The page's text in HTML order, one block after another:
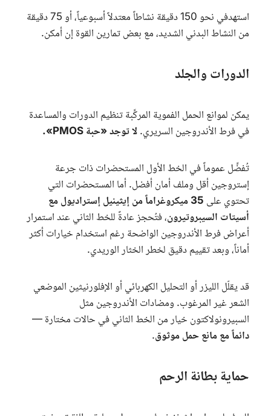
استهدفي نحو 150 دقيقة نشاطاً معتدلاً أسبوعياً، أو 75 دقيقة
من النشاط البدني الشديد، مع بعض تمارين القوة إن أمكن.
الدورات والجلد
يمكن لموانع الحمل الفموية المركَّبة تنظيم الدورات والمساعدة
في فرط الأندروجين السريري.لا توجد «حبة PMOS».
تُفضَّل عموماً في الخط الأول المستحضرات ذات جرعة
إستروجين أقل وملف أمان أفضل. أما المستحضرات التي
تحتوي على
35 ميكروغراماً من إيثينيل إستراديول مع
أسيتات السيبروتيرون، فتُحجز عادةً للخط الثاني عند استمرار
أعراض فرط الأندروجين الواضحة رغم استخدام خيارات أكثر
أماناً، وبعد تقييم دقيق لخطر الخثار الوريدي.
قد يقلّل الليزر أو التحليل الكهربائي أو الإفلورنيثين الموضعي
الشعر غير المرغوب. ومضادات الأندروجين مثل
السبيرونولاكتون خيار من الخط الثاني في حالات مختارة —
دائماً مع مانع حمل موثوق.
حماية بطانة الرحم